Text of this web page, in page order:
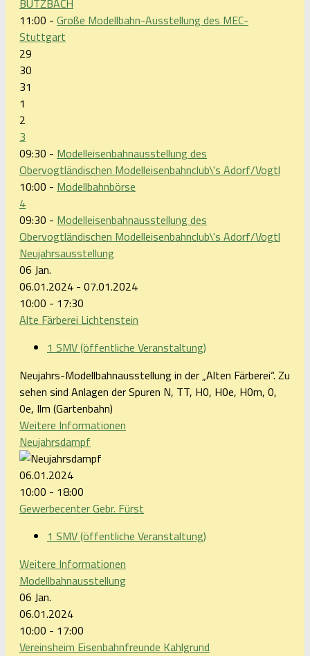
11:00 - Große Modellbahn-Ausstellung des MEC-
Stuttgart
29
30
31
1
2
3
09:30 - Modelleisenbahnausstellung des
Obervogtländischen Modelleisenbahnclub\'s Adorf/Vogtl
10:00 - Modellbahnbörse
4
09:30 - Modelleisenbahnausstellung des
Obervogtländischen Modelleisenbahnclub\'s Adorf/Vogtl
Neujahrsausstellung
06 Jan.
06.01.2024 - 07.01.2024
10:00 - 17:30
Alte Färberei Lichtenstein
1 SMV (öffentliche Veranstaltung)
Neujahrs-Modellbahnausstellung in der „Alten Färberei“. Zu
sehen sind Anlagen der Spuren N, TT, H0, H0e, H0m, 0,
0e, Ilm (Gartenbahn)
Weitere Informationen
Neujahrsdampf
06.01.2024
10:00 - 18:00
Gewerbecenter Gebr. Fürst
1 SMV (öffentliche Veranstaltung)
Weitere Informationen
Modellbahnausstellung
06 Jan.
06.01.2024
10:00 - 17:00
Vereinsheim Eisenbahnfreunde Kahlgrund